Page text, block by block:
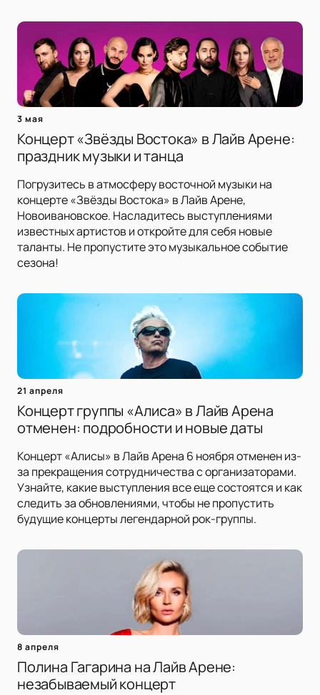
3 мая
Концерт «Звёзды Востока» в Лайв Арене:
праздник музыки и танца
Погрузитесь в атмосферу восточной музыки на
концерте «Звёзды Востока» в Лайв Арене,
Новоивановское. Насладитесь выступлениями
известных артистов и откройте для себя новые
таланты. Не пропустите это музыкальное событие
сезона!
21 апреля
Концерт группы «Алиса» в Лайв Арена
отменен: подробности и новые даты
Концерт «Алисы» в Лайв Арена 6 ноября отменен из-
за прекращения сотрудничества с организаторами.
Узнайте, какие выступления все еще состоятся и как
следить за обновлениями, чтобы не пропустить
будущие концерты легендарной рок-группы.
8 апреля
Полина Гагарина на Лайв Арене:
незабываемый концерт